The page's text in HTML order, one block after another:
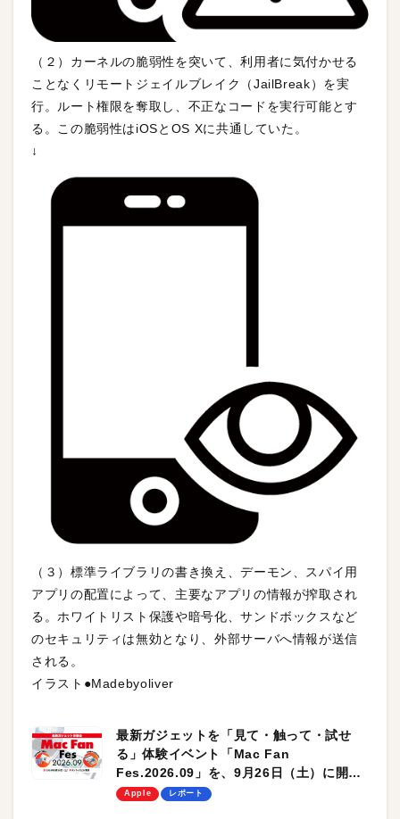
（２）カーネルの脆弱性を突いて、利用者に気付かせる
ことなくリモートジェイルブレイク（JailBreak）を実
行。ルート権限を奪取し、不正なコードを実行可能とす
る。この脆弱性はiOSとOS Xに共通していた。
↓
（３）標準ライブラリの書き換え、デーモン、スパイ用
アプリの配置によって、主要なアプリの情報が搾取され
る。ホワイトリスト保護や暗号化、サンドボックスなど
のセキュリティは無効となり、外部サーバへ情報が送信
される。
イラスト●Madebyoliver
最新ガジェットを「見て・触って・試せ
る」体験イベント「Mac Fan
Fes.2026.09」を、9月26日（土）に開催
します！
Apple レポート